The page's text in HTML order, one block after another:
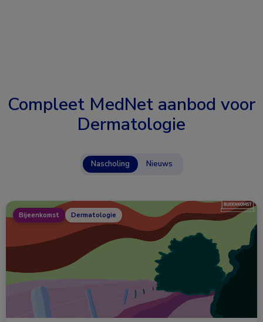
Compleet MedNet aanbod voor
Dermatologie
Nascholing Nieuws
Bijeenkomst Dermatologie